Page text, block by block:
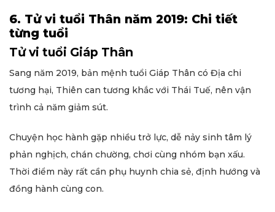
6. Tử vi tuổi Thân năm 2019: Chi tiết
từng tuổi
Tử vi tuổi Giáp Thân
Sang năm 2019, bản mệnh tuổi Giáp Thân có Địa chi
tương hại, Thiên can tương khắc với Thái Tuế, nên vận
trình cả năm giảm sút.
Chuyện học hành gặp nhiều trở lực, dễ nảy sinh tâm lý
phản nghịch, chán chường, chơi cùng nhóm bạn xấu.
Thời điểm này rất cần phụ huynh chia sẻ, định hướng và
đồng hành cùng con.